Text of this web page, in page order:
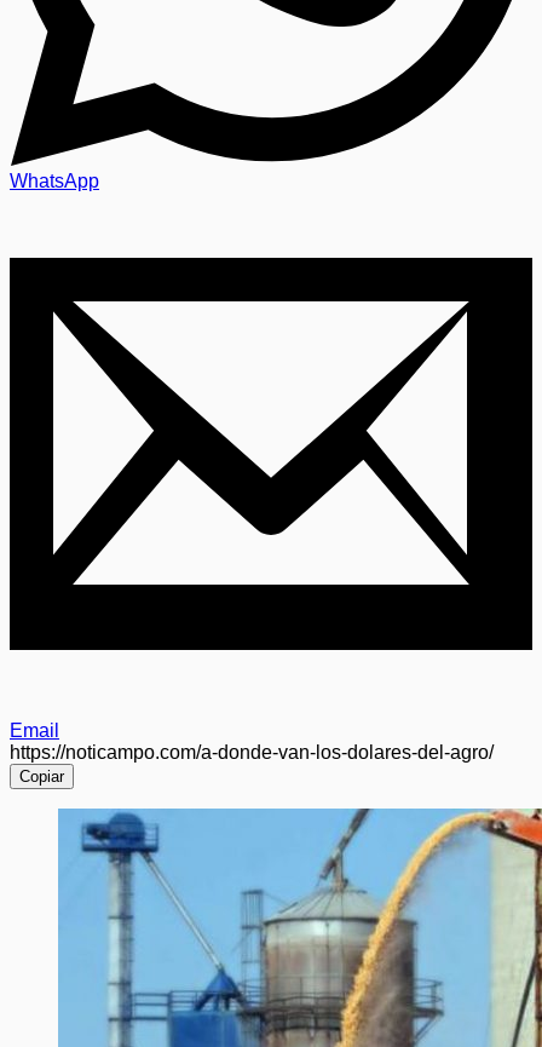
WhatsApp
Email
https://noticampo.com/a-donde-van-los-dolares-del-agro/
Copiar